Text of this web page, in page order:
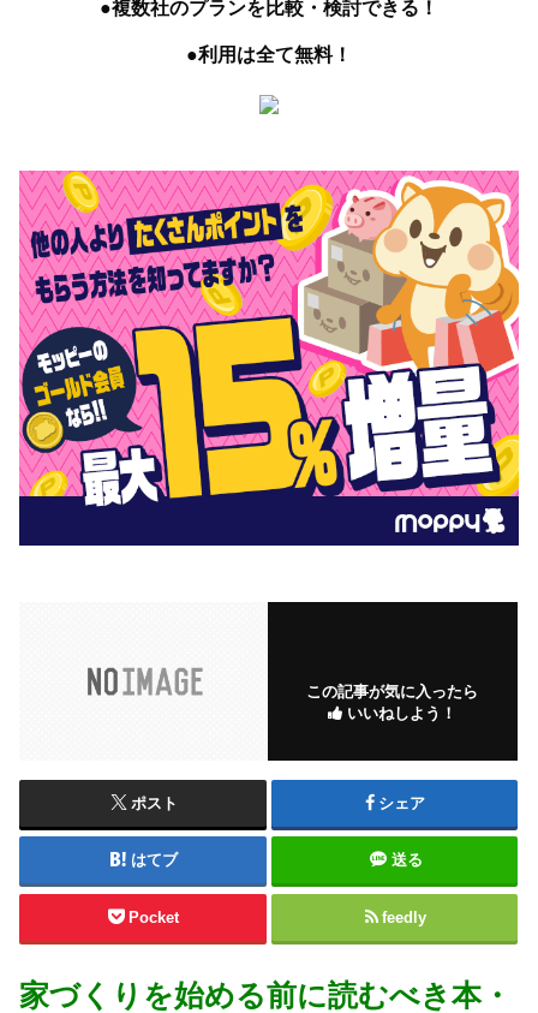
●複数社のプランを比較・検討できる！
●利用は全て無料！
この記事が気に入ったら
いいねしよう！
ポスト シェア
はてブ 送る
Pocket feedly
家づくりを始める前に読むべき本・